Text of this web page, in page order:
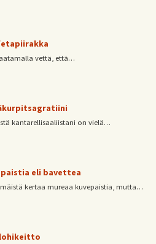
vettä, että…
kantarellisaaliistani on vielä…
eli bavettea
kertaa mureaa kuvepaistia, mutta…